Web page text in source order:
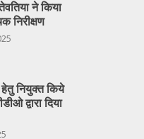
ने किया
निरीक्षण
नियुक्त किये
द्वारा दिया